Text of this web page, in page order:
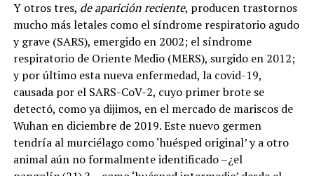
Y otros tres, de aparición reciente, producen trastornos
mucho más letales como el síndrome respiratorio agudo
y grave (SARS), emergido en 2002; el síndrome
respiratorio de Oriente Medio (MERS), surgido en 2012;
y por último esta nueva enfermedad, la covid-19,
causada por el SARS-CoV-2, cuyo primer brote se
detectó, como ya dijimos, en el mercado de mariscos de
Wuhan en diciembre de 2019. Este nuevo germen
tendría al murciélago como ‘huésped original’ y a otro
animal aún no formalmente identificado –¿el